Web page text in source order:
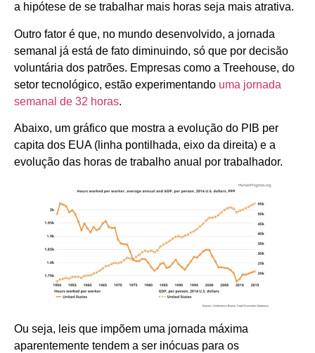
a hipótese de se trabalhar mais horas seja mais atrativa.
Outro fator é que, no mundo desenvolvido, a jornada
semanal já está de fato diminuindo, só que por decisão
voluntária dos patrões. Empresas como a Treehouse, do
setor tecnológico, estão experimentando uma jornada
semanal de 32 horas.
Abaixo, um gráfico que mostra a evolução do PIB per
capita dos EUA (linha pontilhada, eixo da direita) e a
evolução das horas de trabalho anual por trabalhador.
Ou seja, leis que impõem uma jornada máxima
aparentemente tendem a ser inócuas para os